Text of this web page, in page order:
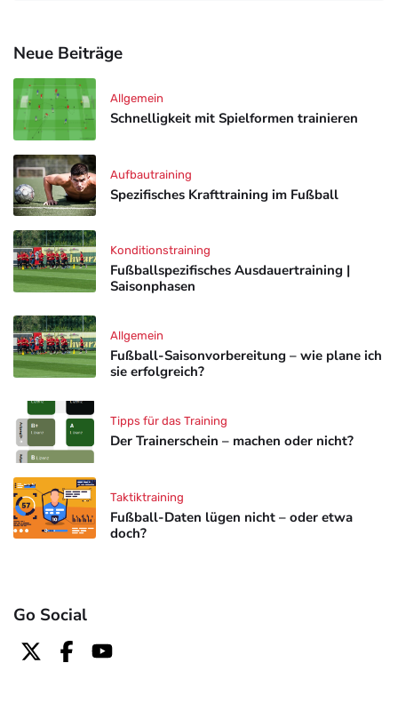
Neue Beiträge
Schnelligkeit mit Spielformen trainieren
Allgemein
Spezifisches Krafttraining im Fußball
Aufbautraining
Fußballspezifisches Ausdauertraining |
Saisonphasen
Konditionstraining
Fußball-Saisonvorbereitung – wie plane ich
sie erfolgreich?
Allgemein
Der Trainerschein – machen oder nicht?
Tipps für das Training
Fußball-Daten lügen nicht – oder etwa
doch?
Taktiktraining
Go Social